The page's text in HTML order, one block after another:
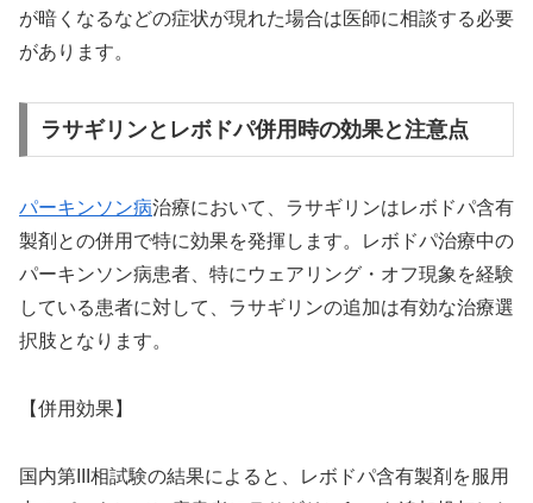
が暗くなるなどの症状が現れた場合は医師に相談する必要
があります。
ラサギリンとレボドパ併用時の効果と注意点
パーキンソン病治療において、ラサギリンはレボドパ含有
製剤との併用で特に効果を発揮します。レボドパ治療中の
パーキンソン病患者、特にウェアリング・オフ現象を経験
している患者に対して、ラサギリンの追加は有効な治療選
択肢となります。
【併用効果】
国内第III相試験の結果によると、レボドパ含有製剤を服用